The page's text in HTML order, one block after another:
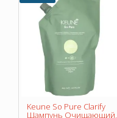
Keune So Pure Clarify
Шампунь Очищающий,